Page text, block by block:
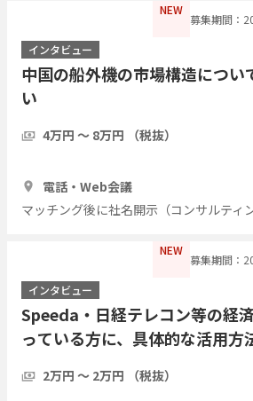
NEW
募集期間：
インタビュー
中国の船外機の市場構造につい
い
4万円 〜 8万円 （税抜）
電話・Web会議
マッチング後に社名開示（コンサルティン
NEW
募集期間：
インタビュー
Speeda・日経テレコン等の経
っている方に、具体的な活用方
2万円 〜 2万円 （税抜）